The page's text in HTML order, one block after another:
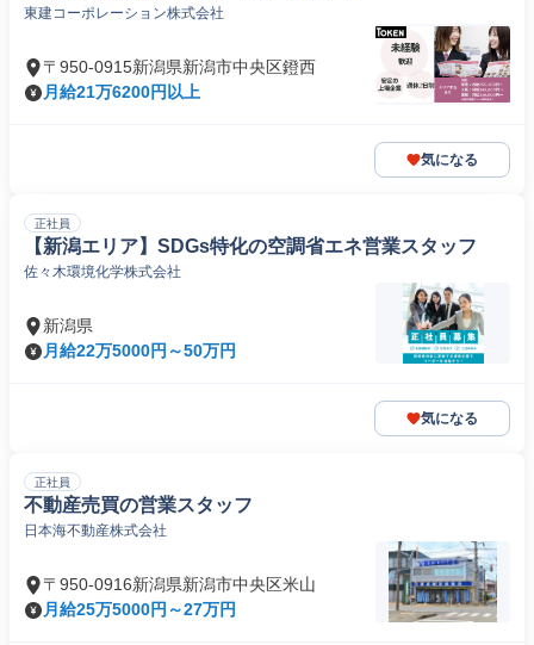
東建コーポレーション株式会社
〒950-0915新潟県新潟市中央区鐙西
月給21万6200円以上
気になる
正社員
【新潟エリア】SDGs特化の空調省エネ営業スタッフ
佐々木環境化学株式会社
新潟県
月給22万5000円～50万円
気になる
正社員
不動産売買の営業スタッフ
日本海不動産株式会社
〒950-0916新潟県新潟市中央区米山
月給25万5000円～27万円